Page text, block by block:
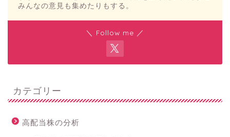
みんなの意見も集めたりもする。
＼ Follow me ／
カテゴリー
高配当株の分析